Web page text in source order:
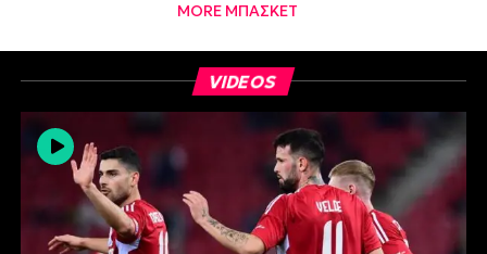
MORE ΜΠΑΣΚΕΤ
VIDEOS